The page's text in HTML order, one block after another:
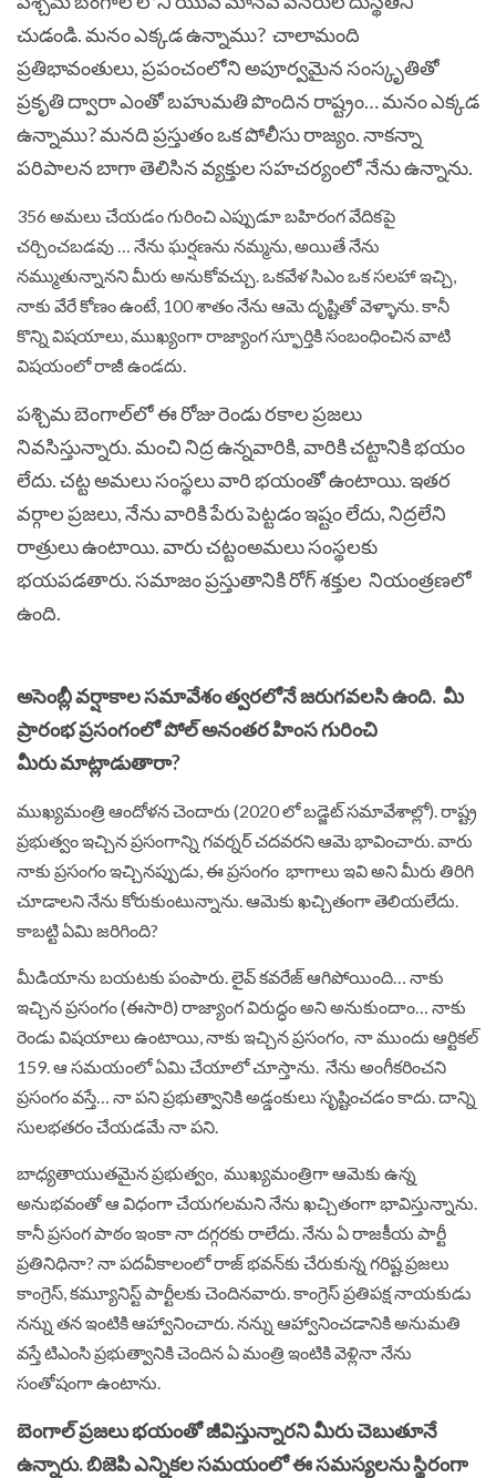
చుడండి. మనం ఎక్కడ ఉన్నాము? చాలామంది
ప్రతిభావంతులు, ప్రపంచంలోని అపూర్వమైన సంస్కృతితో
ప్రకృతి ద్వారా ఎంతో బహుమతి పొందిన రాష్ట్రం… మనం ఎక్కడ
ఉన్నాము? మనది ప్రస్తుతం ఒక పోలీసు రాజ్యం. నాకన్నా
పరిపాలన బాగా తెలిసిన వ్యక్తుల సహచర్యంలో నేను ఉన్నాను.
356 అమలు చేయడం గురించి ఎప్పుడూ బహిరంగ వేదికపై
చర్చించబడవు … నేను ఘర్షణను నమ్మను, అయితే నేను
నమ్ముతున్నానని మీరు అనుకోవచ్చు. ఒకవేళ సిఎం ఒక సలహా ఇచ్చి,
నాకు వేరే కోణం ఉంటే, 100 శాతం నేను ఆమె దృష్టితో వెళ్ళాను. కానీ
కొన్ని విషయాలు, ముఖ్యంగా రాజ్యాంగ స్ఫూర్తికి సంబంధించిన వాటి
విషయంలో రాజీ ఉండదు.
పశ్చిమ బెంగాల్‌లో ఈ రోజు రెండు రకాల ప్రజలు
నివసిస్తున్నారు. మంచి నిద్ర ఉన్నవారికి, వారికి చట్టానికి భయం
లేదు. చట్ట అమలు సంస్థలు వారి భయంతో ఉంటాయి. ఇతర
వర్గాల ప్రజలు, నేను వారికి పేరు పెట్టడం ఇష్టం లేదు, నిద్రలేని
రాత్రులు ఉంటాయి. వారు చట్టంఅమలు సంస్థలకు
భయపడతారు. సమాజం ప్రస్తుతానికి రోగ్ శక్తుల నియంత్రణలో
ఉంది.
అసెంబ్లీ వర్షాకాల సమావేశం త్వరలోనే జరుగవలసి ఉంది. మీ
ప్రారంభ ప్రసంగంలో పోల్ అనంతర హింస గురించి
మీరు మాట్లాడుతారా?
ముఖ్యమంత్రి ఆందోళన చెందారు (2020 లో బడ్జెట్ సమావేశాల్లో). రాష్ట్ర
ప్రభుత్వం ఇచ్చిన ప్రసంగాన్ని గవర్నర్ చదవరని ఆమె భావించారు. వారు
నాకు ప్రసంగం ఇచ్చినప్పుడు, ఈ ప్రసంగం భాగాలు ఇవి అని మీరు తిరిగి
చూడాలని నేను కోరుకుంటున్నాను. ఆమెకు ఖచ్చితంగా తెలియలేదు.
కాబట్టి ఏమి జరిగింది?
మీడియాను బయటకు పంపారు. లైవ్ కవరేజ్ ఆగిపోయింది… నాకు
ఇచ్చిన ప్రసంగం (ఈసారి) రాజ్యాంగ విరుద్ధం అని అనుకుందాం… నాకు
రెండు విషయాలు ఉంటాయి, నాకు ఇచ్చిన ప్రసంగం, నా ముందు ఆర్టికల్
159. ఆ సమయంలో ఏమి చేయాలో చూస్తాను. నేను అంగీకరించని
ప్రసంగం వస్తే… నా పని ప్రభుత్వానికి అడ్డంకులు సృష్టించడం కాదు. దాన్ని
సులభతరం చేయడమే నా పని.
బాధ్యతాయుతమైన ప్రభుత్వం, ముఖ్యమంత్రిగా ఆమెకు ఉన్న
అనుభవంతో ఆ విధంగా చేయగలమని నేను ఖచ్చితంగా భావిస్తున్నాను.
కానీ ప్రసంగ పాఠం ఇంకా నా దగ్గరకు రాలేదు. నేను ఏ రాజకీయ పార్టీ
ప్రతినిధినా? నా పదవీకాలంలో రాజ్ భవన్‌కు చేరుకున్న గరిష్ట ప్రజలు
కాంగ్రెస్, కమ్యూనిస్ట్ పార్టీలకు చెందినవారు. కాంగ్రెస్ ప్రతిపక్ష నాయకుడు
నన్ను తన ఇంటికి ఆహ్వానించారు. నన్ను ఆహ్వానించడానికి అనుమతి
వస్తే టిఎంసి ప్రభుత్వానికి చెందిన ఏ మంత్రి ఇంటికి వెళ్లినా నేను
సంతోషంగా ఉంటాను.
బెంగాల్ ప్రజలు భయంతో జీవిస్తున్నారని మీరు చెబుతూనే
ఉన్నారు. బిజెపి ఎన్నికల సమయంలో ఈ సమస్యలను స్థిరంగా